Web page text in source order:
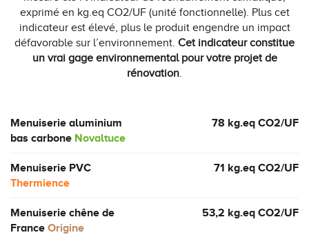
exprimé en kg.eq CO2/UF (unité fonctionnelle). Plus cet
indicateur est élevé, plus le produit engendre un impact
défavorable sur l’environnement. Cet indicateur constitue
un vrai gage environnemental pour votre projet de
rénovation.
Menuiserie aluminium
bas carbone Novaltuce
78 kg.eq CO2/UF
Menuiserie PVC
Thermience
71 kg.eq CO2/UF
Menuiserie chêne de
France Origine
53,2 kg.eq CO2/UF